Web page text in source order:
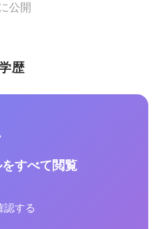
公開
歴
すべて閲覧
認する